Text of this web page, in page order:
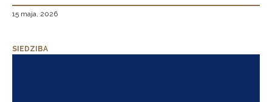
15 maja, 2026
SIEDZIBA